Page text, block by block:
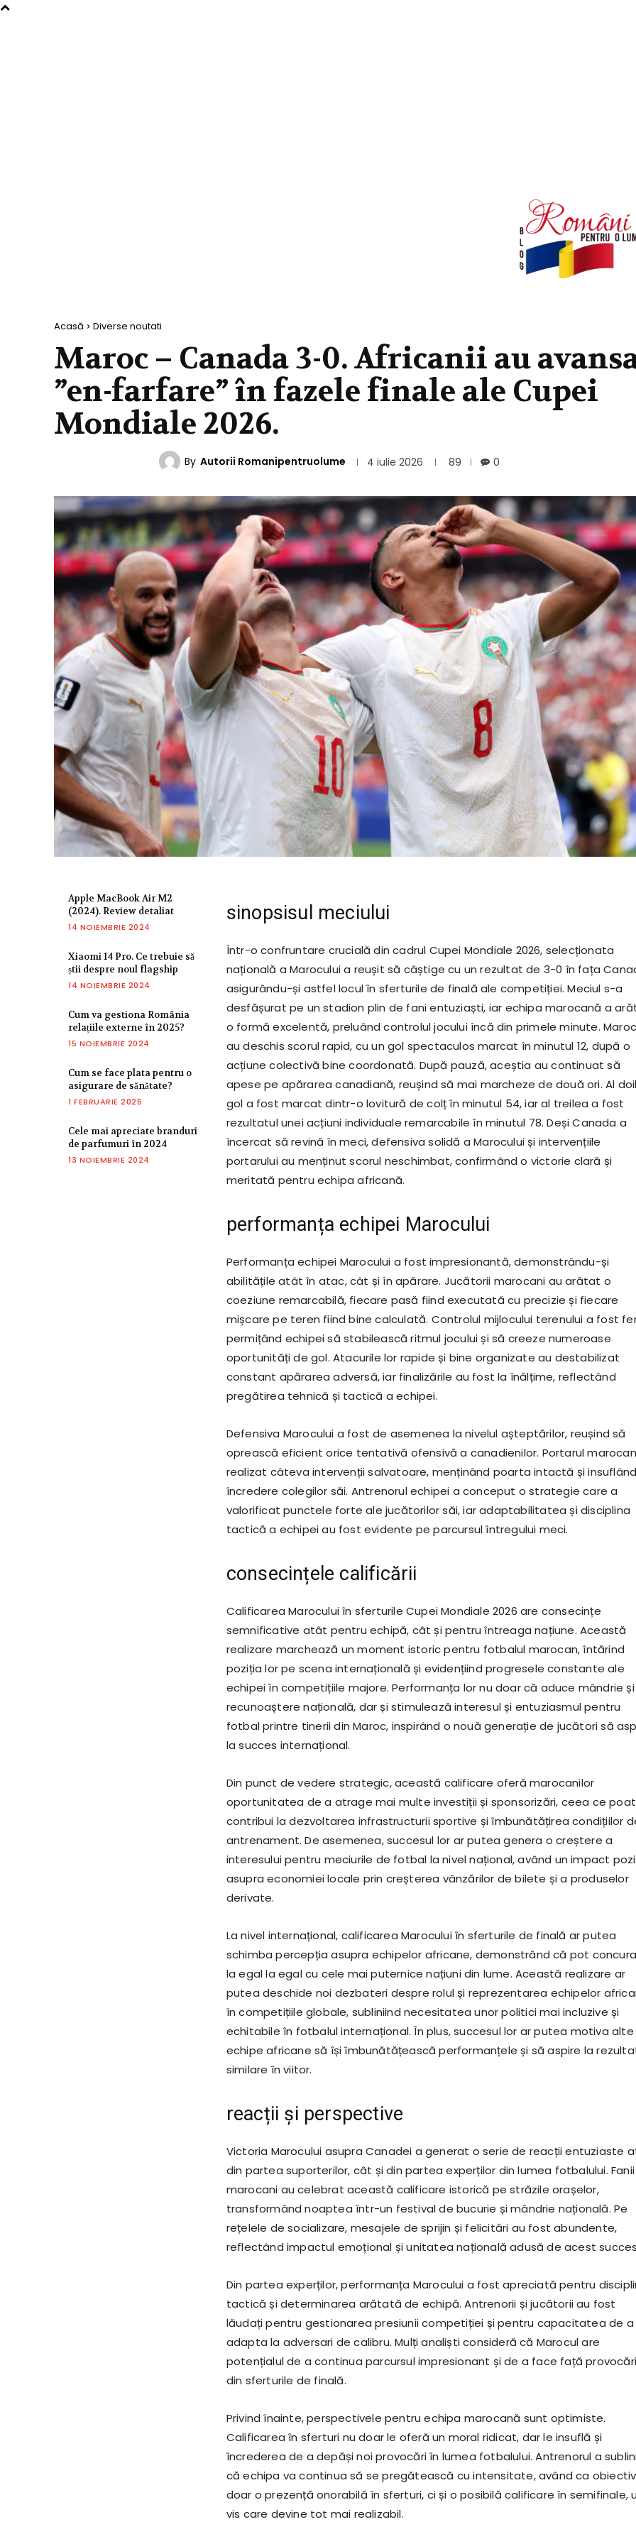
Acasă Diverse noutati
Maroc – Canada 3-0. Africanii au
”en-farfare” în fazele finale ale Cupei
Mondiale 2026.
By Autorii Romanipentruolume 4 iulie 2026 89 0
Apple MacBook Air M2
(2024). Review detaliat
14 NOIEMBRIE 2024
Xiaomi 14 Pro. Ce trebuie să
știi despre noul flagship
14 NOIEMBRIE 2024
Cum va gestiona România
relațiile externe în 2025?
15 NOIEMBRIE 2024
Cum se face plata pentru o
asigurare de sănătate?
1 FEBRUARIE 2025
Cele mai apreciate branduri
de parfumuri în 2024
13 NOIEMBRIE 2024
sinopsisul meciului
Într-o confruntare crucială din cadrul Cupei Mondiale 2026, selecționata
națională a Marocului a reușit să câștige cu un rezultat de 3-0 în fața
asigurându-și astfel locul în sferturile de finală ale competiției. Meciul s-a
desfășurat pe un stadion plin de fani entuziaști, iar echipa marocană a
o formă excelentă, preluând controlul jocului încă din primele minute.
au deschis scorul rapid, cu un gol spectaculos marcat în minutul 12, după o
acțiune colectivă bine coordonată. După pauză, aceștia au continuat să
apese pe apărarea canadiană, reușind să mai marcheze de două ori. Al
gol a fost marcat dintr-o lovitură de colț în minutul 54, iar al treilea a fost
rezultatul unei acțiuni individuale remarcabile în minutul 78. Deși Canada a
încercat să revină în meci, defensiva solidă a Marocului și intervențiile
portarului au menținut scorul neschimbat, confirmând o victorie clară și
meritată pentru echipa africană.
performanța echipei Marocului
Performanța echipei Marocului a fost impresionantă, demonstrându-și
abilitățile atât în atac, cât și în apărare. Jucătorii marocani au arătat o
coeziune remarcabilă, fiecare pasă fiind executată cu precizie și fiecare
mișcare pe teren fiind bine calculată. Controlul mijlocului terenului a fost
permițând echipei să stabilească ritmul jocului și să creeze numeroase
oportunități de gol. Atacurile lor rapide și bine organizate au destabilizat
constant apărarea adversă, iar finalizările au fost la înălțime, reflectând
pregătirea tehnică și tactică a echipei.
Defensiva Marocului a fost de asemenea la nivelul așteptărilor, reușind să
oprească eficient orice tentativă ofensivă a canadienilor. Portarul
realizat câteva intervenții salvatoare, menținând poarta intactă și insuflând
încredere colegilor săi. Antrenorul echipei a conceput o strategie care a
valorificat punctele forte ale jucătorilor săi, iar adaptabilitatea și disciplina
tactică a echipei au fost evidente pe parcursul întregului meci.
consecințele calificării
Calificarea Marocului în sferturile Cupei Mondiale 2026 are consecințe
semnificative atât pentru echipă, cât și pentru întreaga națiune. Această
realizare marchează un moment istoric pentru fotbalul marocan, întărind
poziția lor pe scena internațională și evidențiind progresele constante ale
echipei în competițiile majore. Performanța lor nu doar că aduce mândrie și
recunoaștere națională, dar și stimulează interesul și entuziasmul pentru
fotbal printre tinerii din Maroc, inspirând o nouă generație de jucători să
la succes internațional.
Din punct de vedere strategic, această calificare oferă marocanilor
oportunitatea de a atrage mai multe investiții și sponsorizări, ceea ce
contribui la dezvoltarea infrastructurii sportive și îmbunătățirea condițiilor
antrenament. De asemenea, succesul lor ar putea genera o creștere a
interesului pentru meciurile de fotbal la nivel național, având un impact
asupra economiei locale prin creșterea vânzărilor de bilete și a produselor
derivate.
La nivel internațional, calificarea Marocului în sferturile de finală ar putea
schimba percepția asupra echipelor africane, demonstrând că pot
la egal la egal cu cele mai puternice națiuni din lume. Această realizare ar
putea deschide noi dezbateri despre rolul și reprezentarea echipelor
în competițiile globale, subliniind necesitatea unor politici mai incluzive și
echitabile în fotbalul internațional. În plus, succesul lor ar putea motiva alte
echipe africane să își îmbunătățească performanțele și să aspire la
similare în viitor.
reacții și perspective
Victoria Marocului asupra Canadei a generat o serie de reacții entuziaste
din partea suporterilor, cât și din partea experților din lumea fotbalului. Fanii
marocani au celebrat această calificare istorică pe străzile orașelor,
transformând noaptea într-un festival de bucurie și mândrie națională. Pe
rețelele de socializare, mesajele de sprijin și felicitări au fost abundente,
reflectând impactul emoțional și unitatea națională adusă de acest
Din partea experților, performanța Marocului a fost apreciată pentru
tactică și determinarea arătată de echipă. Antrenorii și jucătorii au fost
lăudați pentru gestionarea presiunii competiției și pentru capacitatea de a
adapta la adversari de calibru. Mulți analiști consideră că Marocul are
potențialul de a continua parcursul impresionant și de a face față
din sferturile de finală.
Privind înainte, perspectivele pentru echipa marocană sunt optimiste.
Calificarea în sferturi nu doar le oferă un moral ridicat, dar le insuflă și
încrederea de a depăși noi provocări în lumea fotbalului. Antrenorul a
că echipa va continua să se pregătească cu intensitate, având ca
doar o prezență onorabilă în sferturi, ci și o posibilă calificare în semifinale,
vis care devine tot mai realizabil.